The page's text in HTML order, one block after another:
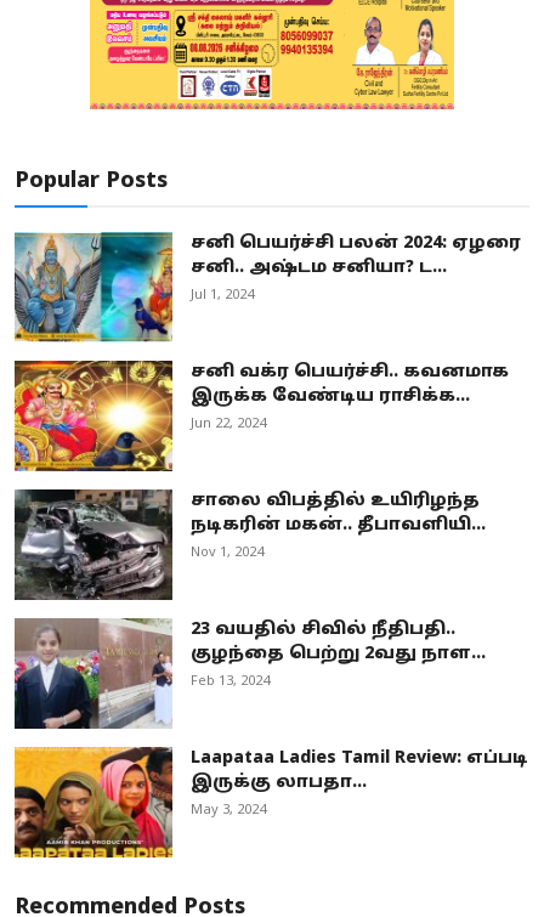
Popular Posts
சனி பெயர்ச்சி பலன் 2024: ஏழரை
சனி.. அஷ்டம சனியா? ட...
Jul 1, 2024
சனி வக்ர பெயர்ச்சி.. கவனமாக
இருக்க வேண்டிய ராசிக்க...
Jun 22, 2024
சாலை விபத்தில் உயிரிழந்த
நடிகரின் மகன்.. தீபாவளியி...
Nov 1, 2024
23 வயதில் சிவில் நீதிபதி..
குழந்தை பெற்று 2வது நாள...
Feb 13, 2024
Laapataa Ladies Tamil Review: எப்படி
இருக்கு லாபதா...
May 3, 2024
Recommended Posts